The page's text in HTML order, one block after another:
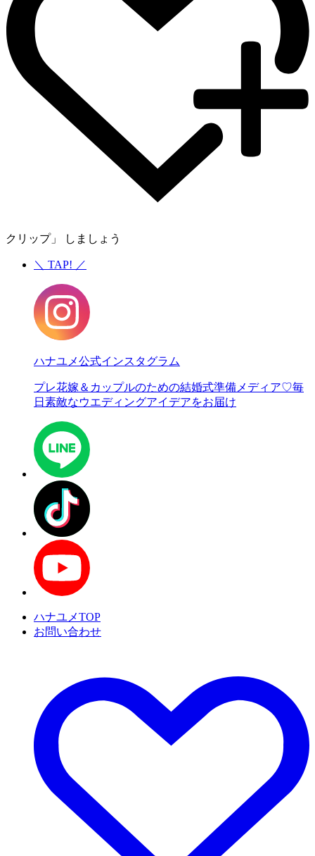
クリップ」 しましょう
＼ TAP! ／
ハナユメ公式インスタグラム
プレ花嫁＆カップルのための結婚式準備メディア♡毎
日素敵なウエディングアイデアをお届け
ハナユメTOP
お問い合わせ